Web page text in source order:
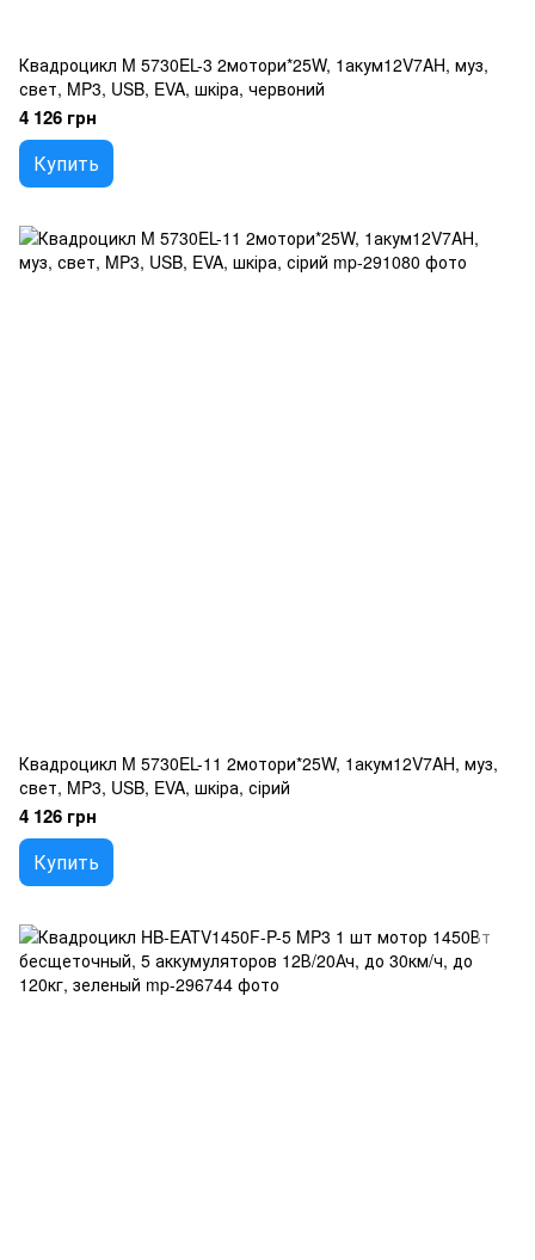
Квадроцикл M 5730EL-3 2мотори*25W, 1акум12V7AH, муз,
свет, MP3, USB, EVA, шкіра, червоний
4 126 грн
Купить
Квадроцикл M 5730EL-11 2мотори*25W, 1акум12V7AH, муз,
свет, MP3, USB, EVA, шкіра, сірий
4 126 грн
Купить